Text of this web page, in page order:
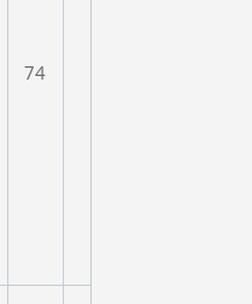
74